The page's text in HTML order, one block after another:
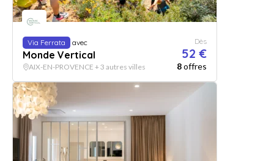
Via Ferrata avec
Monde Vertical
Dès
52 €
AIX-EN-PROVENCE + 3 autres villes 8offres